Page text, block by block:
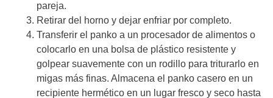
pareja.
Retirar del horno y dejar enfriar por completo.
Transferir el panko a un procesador de alimentos o
colocarlo en una bolsa de plástico resistente y
golpear suavemente con un rodillo para triturarlo en
migas más finas. Almacena el panko casero en un
recipiente hermético en un lugar fresco y seco hasta